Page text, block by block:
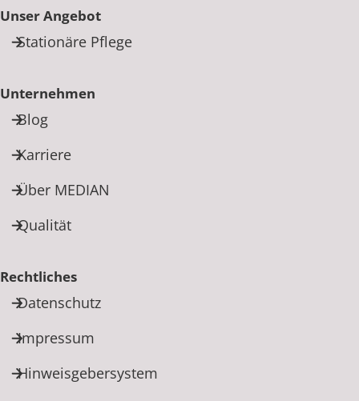
Unser Angebot
Stationäre Pflege
Unternehmen
Blog
Karriere
Über MEDIAN
Qualität
Rechtliches
Datenschutz
Impressum
Hinweisgebersystem